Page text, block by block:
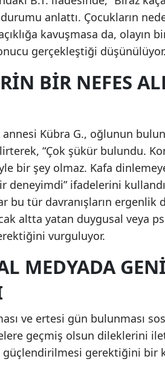
anlattı. Çocukların
kavuşmasa da, olayın
gerçekleştiği düşünülüyor.
BIR NEFES
annesi Kübra G., oğlunun
“Çok şükür bulundu.
bir şey olmaz. Kafa
deneyimdi” ifadelerini
bu tür davranışların ergenlik
altta yatan duygusal veya
vurguluyor.
MEDYADA
ve ertesi gün bulunması
geçmiş olsun dileklerini
gerektiğini bir